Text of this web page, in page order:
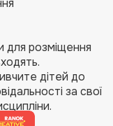
для розміщення
дітей до
за свої